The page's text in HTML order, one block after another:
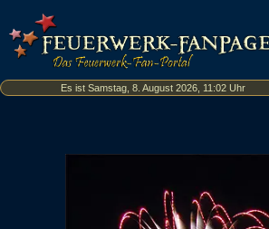
Es ist Samstag, 8. August 2026, 11:02 Uhr